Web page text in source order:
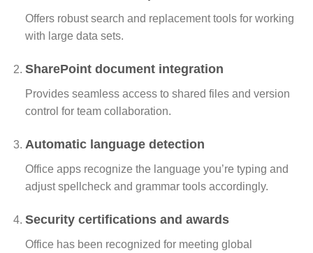
Offers robust search and replacement tools for working
with large data sets.
SharePoint document integration
Provides seamless access to shared files and version
control for team collaboration.
Automatic language detection
Office apps recognize the language you’re typing and
adjust spellcheck and grammar tools accordingly.
Security certifications and awards
Office has been recognized for meeting global